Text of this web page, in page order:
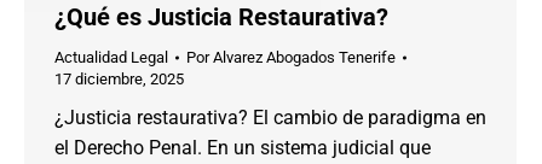
¿Qué es Justicia Restaurativa?
Actualidad Legal PorAlvarez Abogados Tenerife
17 diciembre, 2025
¿Justicia restaurativa? El cambio de paradigma en
el Derecho Penal. En un sistema judicial que